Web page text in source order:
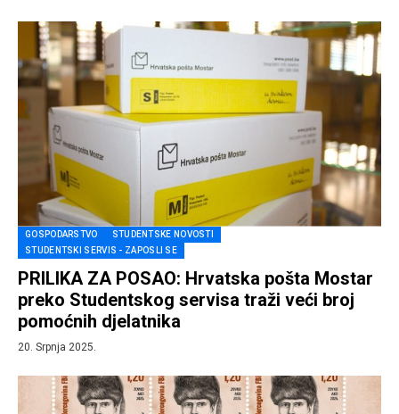
GOSPODARSTVO
STUDENTSKE NOVOSTI
STUDENTSKI SERVIS - ZAPOSLI SE
PRILIKA ZA POSAO: Hrvatska pošta Mostar
preko Studentskog servisa traži veći broj
pomoćnih djelatnika
20. Srpnja 2025.